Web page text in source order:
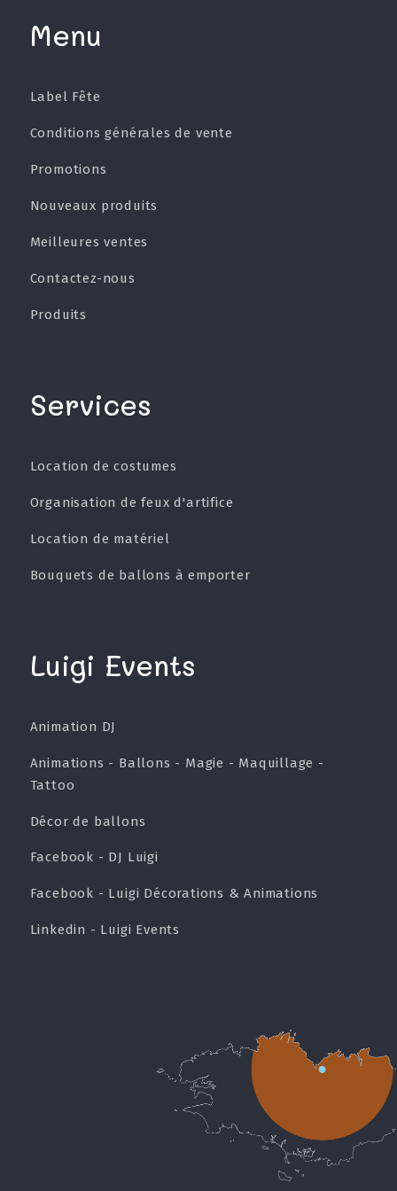
Menu
Label Fête
Conditions générales de vente
Promotions
Nouveaux produits
Meilleures ventes
Contactez-nous
Produits
Services
Location de costumes
Organisation de feux d'artifice
Location de matériel
Bouquets de ballons à emporter
Luigi Events
Animation DJ
Animations - Ballons - Magie - Maquillage -
Tattoo
Décor de ballons
Facebook - DJ Luigi
Facebook - Luigi Décorations & Animations
Linkedin - Luigi Events